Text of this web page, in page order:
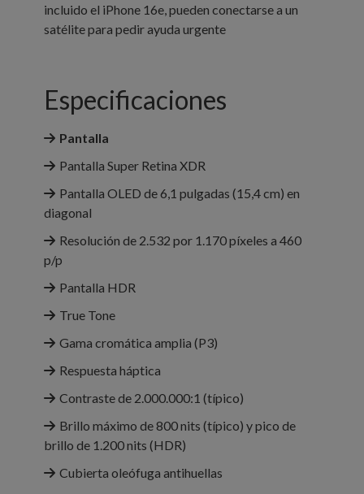
incluido el iPhone 16e, pueden conectarse a un
satélite para pedir ayuda urgente
Especificaciones
Pantalla
Pantalla Super Retina XDR
Pantalla OLED de 6,1 pulgadas (15,4 cm) en
diagonal
Resolución de 2.532 por 1.170 píxeles a 460
p/p
Pantalla HDR
True Tone
Gama cromática amplia (P3)
Respuesta háptica
Contraste de 2.000.000:1 (típico)
Brillo máximo de 800 nits (típico) y pico de
brillo de 1.200 nits (HDR)
Cubierta oleófuga antihuellas